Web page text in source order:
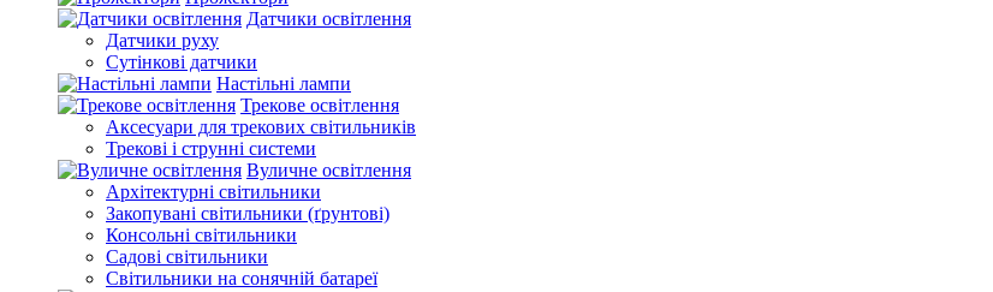
Датчики освітлення
Датчики руху
Сутінкові датчики
Настільні лампи
Трекове освітлення
Аксесуари для трекових світильників
Трекові і струнні системи
Вуличне освітлення
Архітектурні світильники
Закопувані світильники (ґрунтові)
Консольні світильники
Садові світильники
Світильники на сонячній батареї